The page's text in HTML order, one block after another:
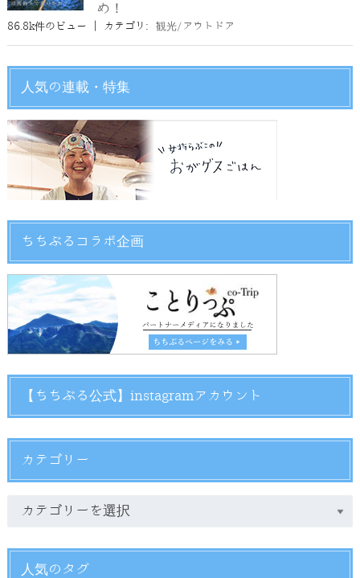
め！
86.8k件のビュー カテゴリ: 観光/アウトドア
人気の連載・特集
ちちぶるコラボ企画
【ちちぶる公式】instagramアカウント
カテゴリー
人気のタグ